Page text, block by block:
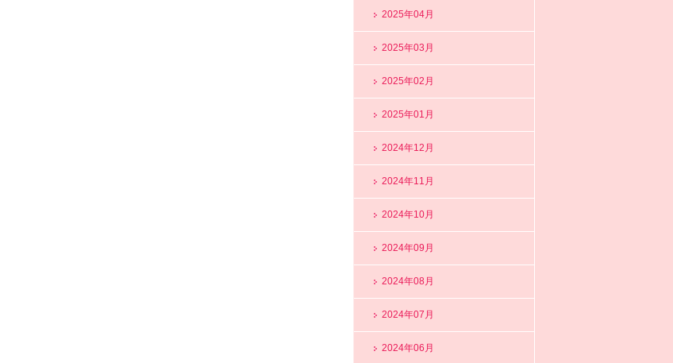
2025年04月
2025年03月
2025年02月
2025年01月
2024年12月
2024年11月
2024年10月
2024年09月
2024年08月
2024年07月
2024年06月